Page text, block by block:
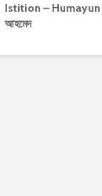
Istition – Humayun
আহমেদ